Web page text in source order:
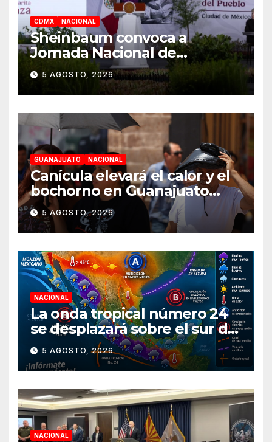
CDMX NACIONAL
Sheinbaum convoca a
Jornada Nacional de
Reforestación el 9 de agosto
5 AGOSTO, 2026
GUANAJUATO NACIONAL
Canícula elevará el calor y el
bochorno en Guanajuato
durante agosto
5 AGOSTO, 2026
NACIONAL
La onda tropical número 24
se desplazará sobre el sur del
territorio nacional
5 AGOSTO, 2026
NACIONAL